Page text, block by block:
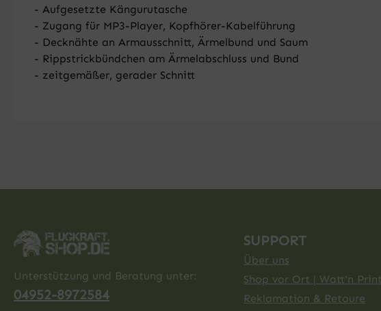
- Aufgesetzte Kängurutasche
- Zugang für MP3-Player, Kopfhörer-Kabelführung
- Decknähte an Armausschnitt, Ärmelbund und Saum
- Rippstrickbündchen am Ärmelabschluss und Bund
- zeitgemäßer, gerader Schnitt
Unterstützung und Beratung unter:
04952-8972584
SUPPORT
Über uns
Shop vor Ort | Watt'n Print
Reklamation & Retoure